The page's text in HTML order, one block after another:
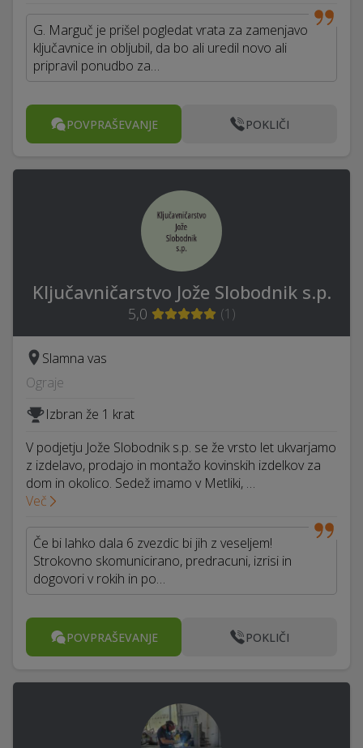
G. Marguč je prišel pogledat vrata za zamenjavo
ključavnice in obljubil, da bo ali uredil novo ali
pripravil ponudbo za…
POVPRAŠEVANJE POKLIČI
Ključavničarstvo Jože Slobodnik s.p.
5,0 (1 )
Slamna vas
Ograje
Izbran že 1 krat
V podjetju Jože Slobodnik s.p. se že vrsto let ukvarjamo
z izdelavo, prodajo in montažo kovinskih izdelkov za
dom in okolico. Sedež imamo v Metliki, …
Več
Če bi lahko dala 6 zvezdic bi jih z veseljem!
Strokovno skomunicirano, predracuni, izrisi in
dogovori v rokih in po…
POVPRAŠEVANJE POKLIČI